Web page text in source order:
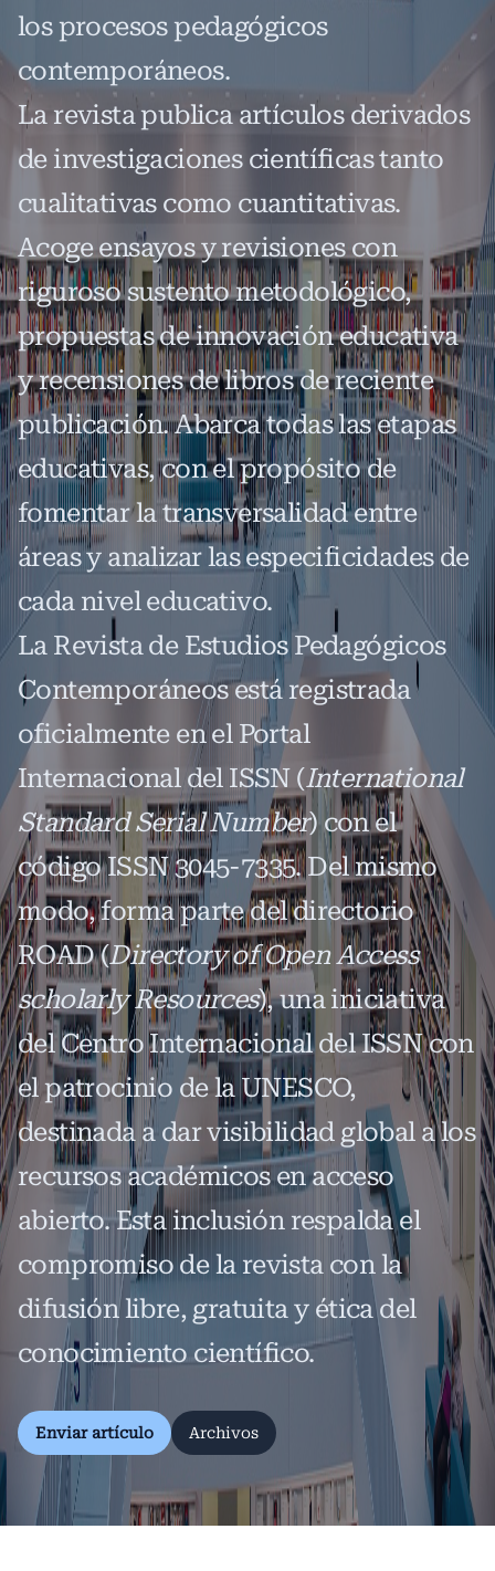
los procesos pedagógicos
contemporáneos.
La revista publica artículos derivados
de investigaciones científicas tanto
cualitativas como cuantitativas.
Acoge ensayos y revisiones con
riguroso sustento metodológico,
propuestas de innovación educativa
y recensiones de libros de reciente
publicación. Abarca todas las etapas
educativas, con el propósito de
fomentar la transversalidad entre
áreas y analizar las especificidades de
cada nivel educativo.
La Revista de Estudios Pedagógicos
Contemporáneos está registrada
oficialmente en el Portal
Internacional del ISSN (International
Standard Serial Number) con el
código ISSN 3045-7335. Del mismo
modo, forma parte del directorio
ROAD (Directory of Open Access
scholarly Resources), una iniciativa
del Centro Internacional del ISSN con
el patrocinio de la UNESCO,
destinada a dar visibilidad global a los
recursos académicos en acceso
abierto. Esta inclusión respalda el
compromiso de la revista con la
difusión libre, gratuita y ética del
conocimiento científico.
Enviar artículo Archivos